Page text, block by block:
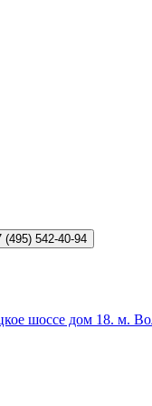
(495) 542-40-94
шоссе дом 18. м.